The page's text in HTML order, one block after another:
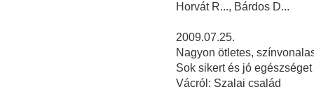
Horvát R..., Bárdos D...
2009.07.25.
Nagyon ötletes,
Sok sikert és jó
Vácról: Szalai család